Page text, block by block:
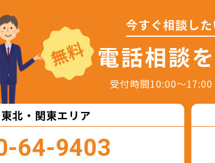
無料
今すぐ相談し
電話相談を
受付時間10:00～17:00
北・関東エリア
64-9403